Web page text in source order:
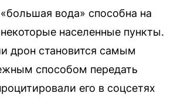
вода» способна на
населенные пункты.
дрон становится самым
способом передать
его в соцсетях